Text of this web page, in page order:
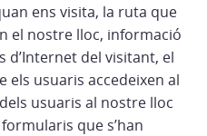
ens visita, la ruta que
el nostre lloc, informació
d’Internet del visitant, el
els usuaris accedeixen al
usuaris al nostre lloc
que s’han